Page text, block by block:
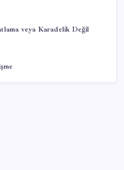
veya Karadelik Değil